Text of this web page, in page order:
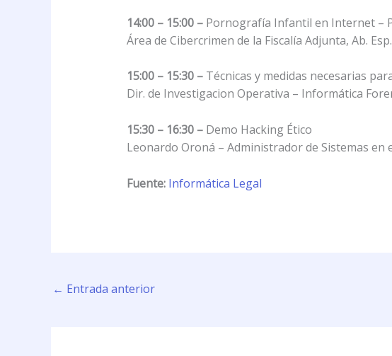
14:00 – 15:00 –Pornografía Infantil en Internet –
Área de Cibercrimen de la Fiscalía Adjunta, Ab.
15:00 – 15:30 –Técnicas y medidas necesarias
Dir. de Investigacion Operativa – Informática
15:30 – 16:30 –Demo Hacking Ético
Leonardo Oroná – Administrador de Sistemas en
Fuente: Informática Legal
← Entrada anterior